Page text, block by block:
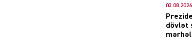
03.08.2026
dövlət